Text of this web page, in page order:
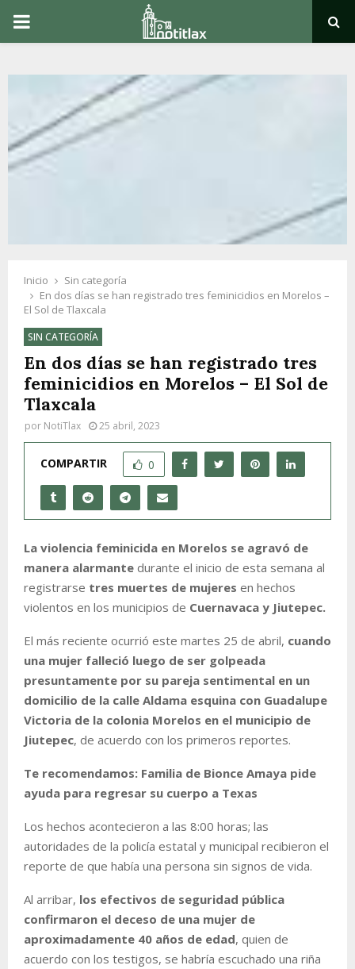
PRIMARY
Inicio
Sin categoría
En dos días se han registrado tres feminicidios en Morelos –
El Sol de Tlaxcala
SIN CATEGORÍA
En dos días se han registrado tres
feminicidios en Morelos – El Sol de
Tlaxcala
por NotiTlax 25 abril, 2023
COMPARTIR 0
La violencia feminicida en Morelos se agravó de
manera alarmante durante el inicio de esta semana al
registrarse tres muertes de mujeres en hechos
violentos en los municipios de Cuernavaca y Jiutepec.
El más reciente ocurrió este martes 25 de abril, cuando
una mujer falleció luego de ser golpeada
presuntamente por su pareja sentimental en un
domicilio de la calle Aldama esquina con Guadalupe
Victoria de la colonia Morelos en el municipio de
Jiutepec, de acuerdo con los primeros reportes.
Te recomendamos: Familia de Bionce Amaya pide
ayuda para regresar su cuerpo a Texas
Los hechos acontecieron a las 8:00 horas; las
autoridades de la policía estatal y municipal recibieron el
reporte de que había una persona sin signos de vida.
Al arribar, los efectivos de seguridad pública
confirmaron el deceso de una mujer de
aproximadamente 40 años de edad, quien de
acuerdo con los testigos, se habría escuchado una riña